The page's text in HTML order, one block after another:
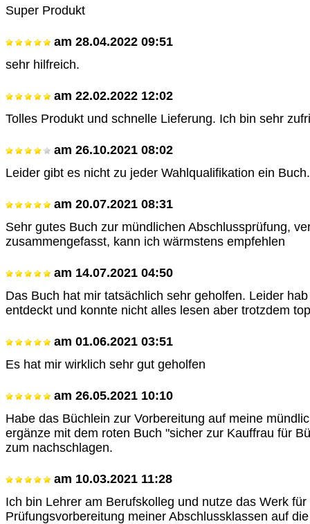
Super Produkt
am 28.04.2022 09:51
sehr hilfreich.
am 22.02.2022 12:02
Tolles Produkt und schnelle Lieferung. Ich bin sehr
am 26.10.2021 08:02
Leider gibt es nicht zu jeder Wahlqualifikation ein Buch.
am 20.07.2021 08:31
Sehr gutes Buch zur mündlichen Abschlussprüfung,
zusammengefasst, kann ich wärmstens empfehlen
am 14.07.2021 04:50
Das Buch hat mir tatsächlich sehr geholfen. Leider
entdeckt und konnte nicht alles lesen aber trotzdem top
am 01.06.2021 03:51
Es hat mir wirklich sehr gut geholfen
am 26.05.2021 10:10
Habe das Büchlein zur Vorbereitung auf meine
ergänze mit dem roten Buch "sicher zur Kauffrau für
zum nachschlagen.
am 10.03.2021 11:28
Ich bin Lehrer am Berufskolleg und nutze das Werk für
Prüfungsvorbereitung meiner Abschlussklassen auf